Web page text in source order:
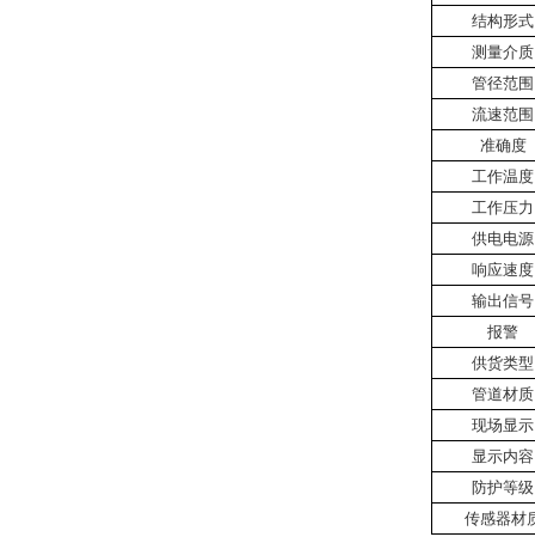
结构形式
测量介质
管径范围
流速范围
准确度
工作温度
工作压力
供电电源
响应速度
输出信号
报警
供货类型
管道材质
现场显示
显示内容
防护等级
传感器材